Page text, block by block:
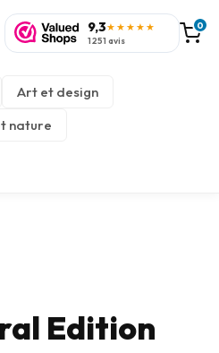
9,3★★★★★
1 251 avis
0
Art et design
nature
Edition